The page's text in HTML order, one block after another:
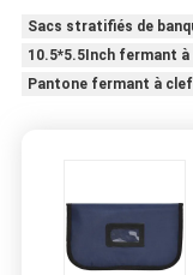
Sacs stratifiés de
10.5*5.5Inch fermant à
Pantone fermant à